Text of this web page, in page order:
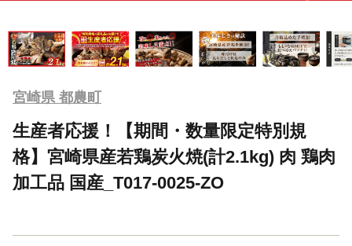
宮崎県 都農町
生産者応援！【期間・数量限定特別規
格】宮崎県産若鶏炭火焼(計2.1kg) 肉 鶏肉
加工品 国産_T017-0025-ZO